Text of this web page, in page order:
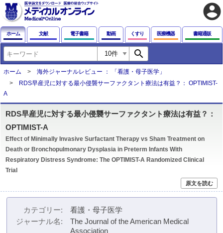
account_circle
ホーム 文献 電子書籍 動画 くすり 医療機器 書籍通販
search
ホーム
海外ジャーナルレビュー ： 「看護・母子医学」
RDS早産児に対する最小侵襲サーファクタント療法は有益？： OPTIMIST-
A
RDS早産児に対する最小侵襲サーファクタント療法は有益？：
OPTIMIST-A
Effect of Minimally Invasive Surfactant Therapy vs Sham Treatment on
Death or Bronchopulmonary Dysplasia in Preterm Infants With
Respiratory Distress Syndrome: The OPTIMIST-A Randomized Clinical
Trial
原文を読む
カテゴリー
看護・母子医学
ジャーナル名
The Journal of the American Medical
Association